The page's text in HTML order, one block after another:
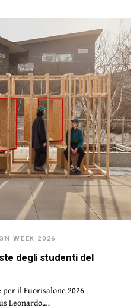
WEEK 2026
degli studenti del
il Fuorisalone 2026
Leonardo,…